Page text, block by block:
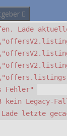
Lade
Fehler"
kein Legacy-
Lade letzte